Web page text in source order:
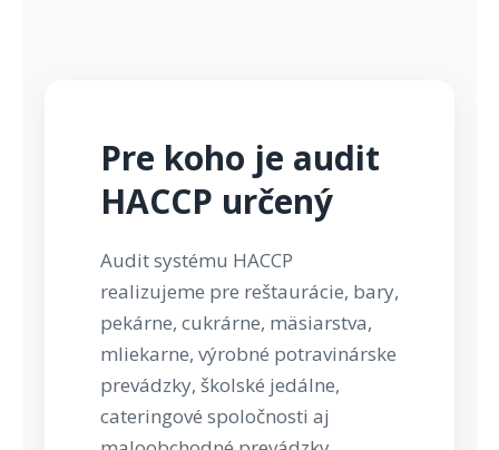
Pre koho je audit
HACCP určený
Audit systému HACCP
realizujeme pre reštaurácie, bary,
pekárne, cukrárne, mäsiarstva,
mliekarne, výrobné potravinárske
prevádzky, školské jedálne,
cateringové spoločnosti aj